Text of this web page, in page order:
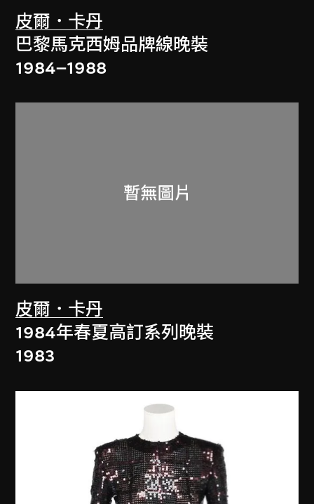
皮爾．卡丹
巴黎馬克西姆品牌線晚裝
1984–1988
皮爾．卡丹
1984年春夏高訂系列晚裝
1983